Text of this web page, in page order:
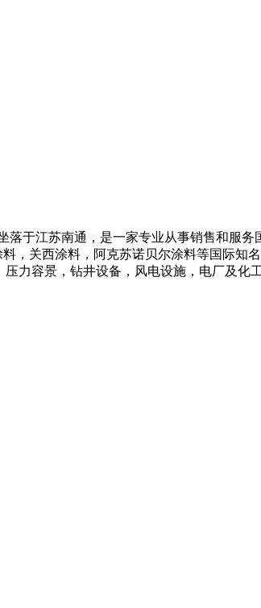
落于江苏南通，是一家专业从事销售和
，关西涂料，阿克苏诺贝尔涂料等国际知
力容景，钻井设备，风电设施，电厂及化